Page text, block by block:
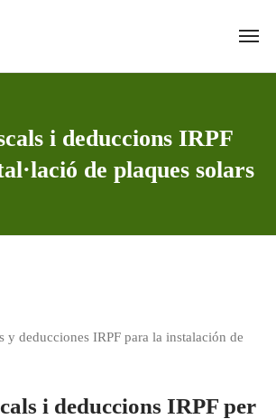
i deduccions IRPF
de plaques solars
i deduccions IRPF per